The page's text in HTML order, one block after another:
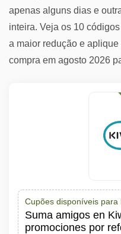
apenas alguns dias e
inteira. Veja os 10
a maior redução e
compra em agosto 2026
Cupões disponíveis para
Suma amigos en
promociones por